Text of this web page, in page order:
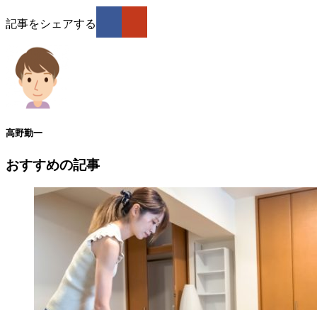
記事をシェアする
高野勤一
おすすめの記事